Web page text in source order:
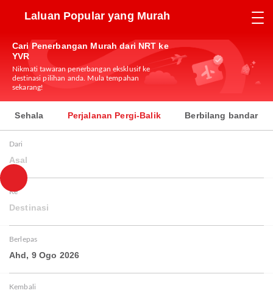
Laluan Popular yang Murah
Cari Penerbangan Murah dari NRT ke
YVR
Nikmati tawaran penerbangan eksklusif ke
destinasi pilihan anda. Mula tempahan
sekarang!
Sehala Perjalanan Pergi-Balik Berbilang bandar
Dari
Asal
Ke
Destinasi
Berlepas
Ahd, 9 Ogo 2026
Kembali